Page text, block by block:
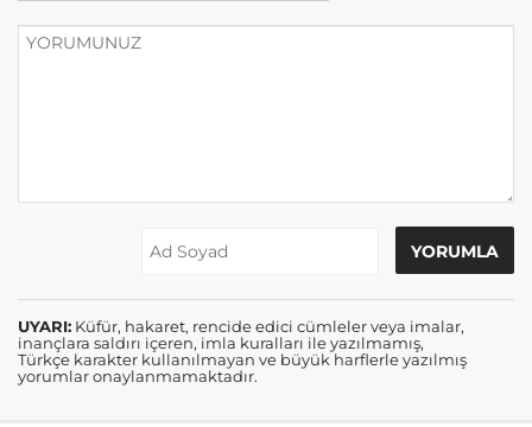
UYARI: Küfür, hakaret, rencide edici cümleler veya imalar,
inançlara saldırı içeren, imla kuralları ile yazılmamış,
Türkçe karakter kullanılmayan ve büyük harflerle yazılmış
yorumlar onaylanmamaktadır.